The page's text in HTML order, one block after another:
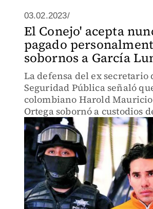
03.02.2023/
El Conejo' acepta
pagado
sobornos a García
La defensa del ex secretario
Seguridad Pública señaló
colombiano Harold
Ortega sobornó a custodios
donde cumplía su condena
beneficios.